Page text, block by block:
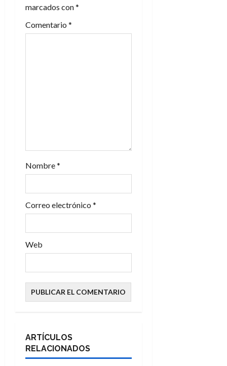
marcados con*
Comentario *
Nombre*
Correo electrónico *
Web
ARTÍCULOS
RELACIONADOS